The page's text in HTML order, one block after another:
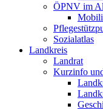
ÖPNV im
Sozialatlas
Landkreis
Landrat
Kurzinfo